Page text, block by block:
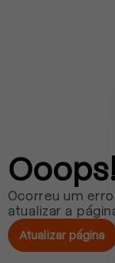
Ocorreu um
atualizar a
Atualizar página